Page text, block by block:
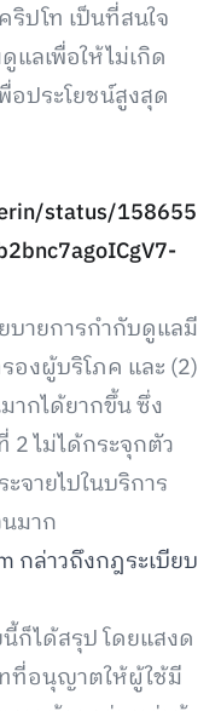
ริปโท เป็นที่สนใจ
ลเพื่อให้ไม่เกิด
อประโยชน์สูงสุด
status/158655
บายการกำกับดูแลมี
องผู้บริโภค และ (2)
ากได้ยากขึ้น ซึ่ง
ไม่ได้กระจุกตัว
จายไปในบริการ
มาก
กล่าวถึงกฎระเบียบ
ก็ได้สรุป โดยแสงด
ที่อนุญาตให้ผู้ใช้มี